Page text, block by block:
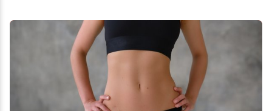
zajema prehrano, aktivnost in spopadanje s stresom.